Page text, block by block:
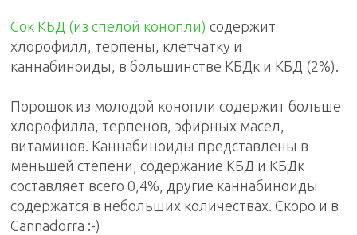
Сок КБД (из спелой конопли) содержит
хлорофилл, терпены, клетчатку и
каннабиноиды, в большинстве КБДк и КБД (2%).
Порошок из молодой конопли содержит больше
хлорофилла, терпенов, эфирных масел,
витаминов. Каннабиноиды представлены в
меньшей степени, содержание КБД и КБДк
составляет всего 0,4%, другие каннабиноиды
содержатся в небольших количествах. Скоро и в
Cannadorra :-)